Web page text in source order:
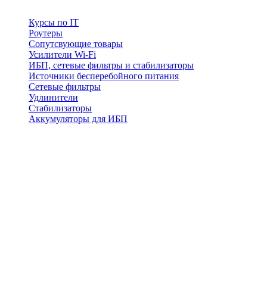
Курсы по IT
Роутеры
Сопутсвующие товары
Усилители Wi-Fi
ИБП, сетевые фильтры и стабилизаторы
Источники бесперебойного питания
Сетевые фильтры
Удлинители
Стабилизаторы
Аккумуляторы для ИБП